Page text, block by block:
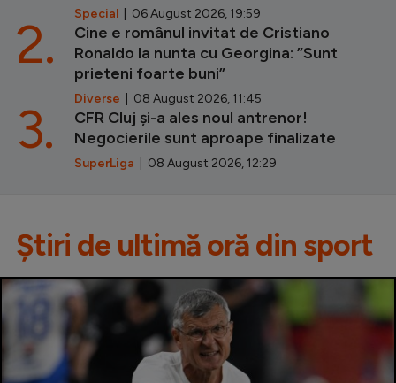
Special | 06 August 2026, 19:59
Cine e românul invitat de Cristiano
Ronaldo la nunta cu Georgina: ”Sunt
prieteni foarte buni”
Diverse | 08 August 2026, 11:45
2.
CFR Cluj și-a ales noul antrenor!
Negocierile sunt aproape finalizate
SuperLiga | 08 August 2026, 12:29
3.
Știri de ultimă oră din sport